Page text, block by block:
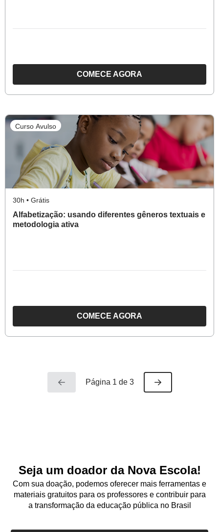
COMECE AGORA
CURSO
DE
EDUCAÇÃO
INFANTIL:
PLANEJAMENTOS
ALINHADOS
À
Curso Avulso
30h • Grátis
Alfabetização: usando diferentes gêneros textuais e
metodologia ativa
COMECE AGORA
CURSO
DIFERENTES
Página 1 de 3
Seja um doador da Nova Escola!
Com sua doação, podemos oferecer mais ferramentas e
materiais gratuitos para os professores e contribuir para
a transformação da educação pública no Brasil